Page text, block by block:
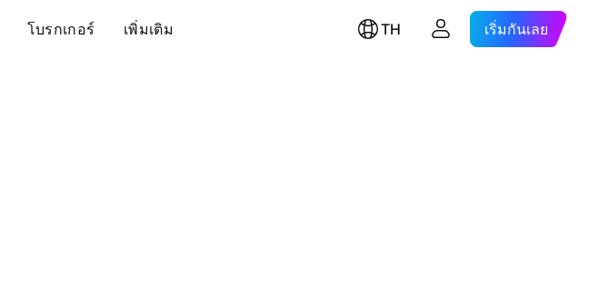
โบรกเกอร์ เพิ่มเติม TH เริ่มกันเลย